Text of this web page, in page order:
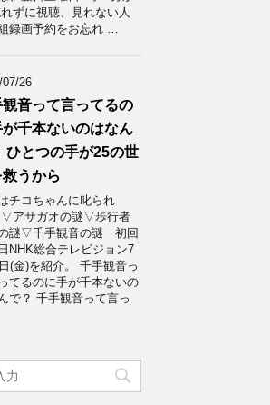
ずに視聴、見れない人
録画予約をお忘れ …
07/26
音って言ってるの
が千本ないのはなん
ひとつの手が25の世
うから
チコちゃんに叱られ
アサガオの謎▽歩行者
謎▽千手観音の謎 初回
NHK総合テレビジョン7
(金)を紹介。 千手観音っ
てるのに手が千本ないの
で？ 千手観音って言っ